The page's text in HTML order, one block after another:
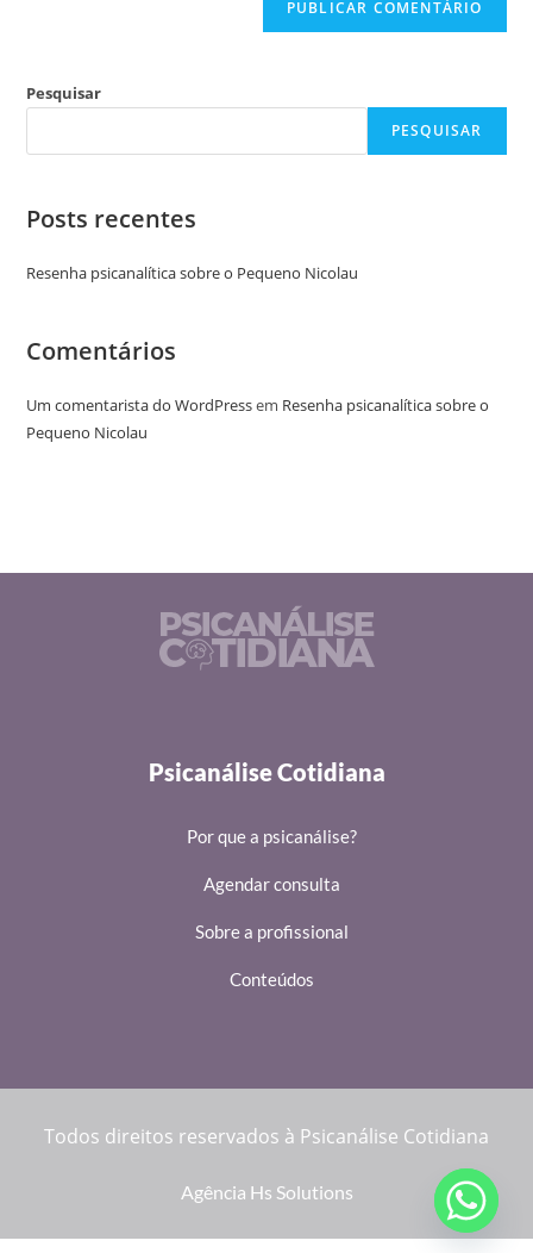
Pesquisar
PESQUISAR
Posts recentes
Resenha psicanalítica sobre o Pequeno Nicolau
Comentários
Um comentarista do WordPressem Resenha psicanalítica sobre o
Pequeno Nicolau
Psicanálise Cotidiana
Por que a psicanálise?
Agendar consulta
Sobre a profissional
Conteúdos
Todos direitos reservados à Psicanálise Cotidiana
Agência Hs Solutions